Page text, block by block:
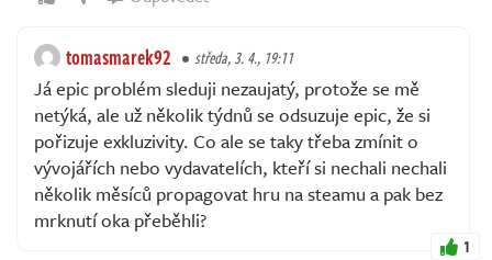
tomasmarek92 středa, 3. 4., 19:11
Já epic problém sleduji nezaujatý, protože se mě
netýká, ale už několik týdnů se odsuzuje epic, že si
pořizuje exkluzivity. Co ale se taky třeba zmínit o
vývojářích nebo vydavatelích, kteří si nechali nechali
několik měsíců propagovat hru na steamu a pak bez
mrknutí oka přeběhli?
1